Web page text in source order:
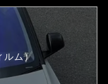
ルム）